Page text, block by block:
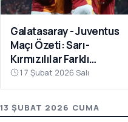
Galatasaray - Juventus
Maçı Özeti: Sarı-
Kırmızılılar Farklı
Kazandı
17 Şubat 2026 Salı
13 ŞUBAT 2026 CUMA